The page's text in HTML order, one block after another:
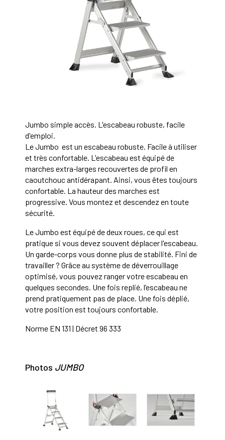
Jumbo simple accès. L'escabeau robuste, facile
d'emploi.
Le Jumbo est un escabeau robuste. Facile à utiliser
et très confortable. L'escabeau est équipé de
marches extra-larges recouvertes de profil en
caoutchouc antidérapant. Ainsi, vous êtes toujours
confortable. La hauteur des marches est
progressive. Vous montez et descendez en toute
sécurité.
Le Jumbo est équipé de deux roues, ce qui est
pratique si vous devez souvent déplacer l'escabeau.
Un garde-corps vous donne plus de stabilité. Fini de
travailler ? Grâce au système de déverrouillage
optimisé, vous pouvez ranger votre escabeau en
quelques secondes. Une fois replié, l’escabeau ne
prend pratiquement pas de place. Une fois déplié,
votre position est toujours confortable.
Norme EN 131 | Décret 96 333
Photos JUMBO